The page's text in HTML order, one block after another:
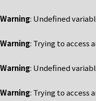
Warning: Undefined
Warning: Trying to access
Warning: Undefined
Warning: Trying to access